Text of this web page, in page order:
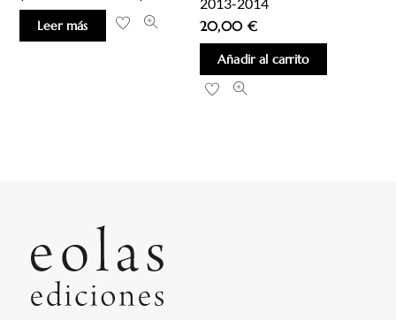
Leer más
20,00 €
Añadir al carrito